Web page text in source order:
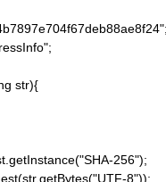
str){
256");
8"));